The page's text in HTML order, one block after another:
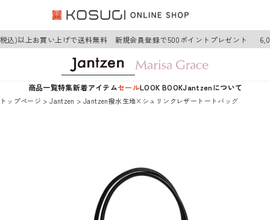
込)以上お買い上げで送料無料 新規会員登録で500ポイントプレゼント
商品一覧特集新着アイテムセールLOOK BOOKJantzenについて
トップページ Jantzen Jantzen撥水生地×シュリンクレザートートバッグ